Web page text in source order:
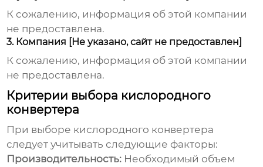
К сожалению, информация об этой компании
не предоставлена.
3. Компания [Не указано, сайт не предоставлен]
К сожалению, информация об этой компании
не предоставлена.
Критерии выбора кислородного
конвертера
При выборе кислородного конвертера
следует учитывать следующие факторы:
Производительность: Необходимый объем